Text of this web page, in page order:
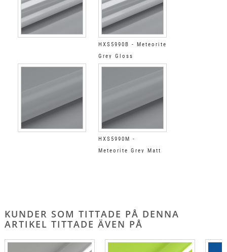
HXS5990B - Meteorite
Grey Gloss
HXS5990M -
Meteorite Grey Matt
KUNDER SOM TITTADE PÅ DENNA
ARTIKEL TITTADE ÄVEN PÅ